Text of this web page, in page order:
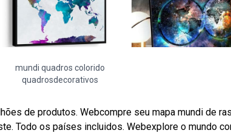
mundi quadros colorido
quadrosdecorativos
de produtos. Webcompre seu mapa mundi de
Todo os países incluidos. Webexplore o mundo